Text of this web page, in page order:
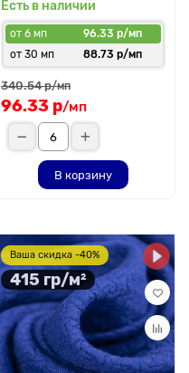
Есть в наличии
от 6 мп
96.33 р/мп
от 30 мп
88.73 р/мп
340.54 р/мп
96.33 р/мп
В корзину
Ваша скидка -40%
415 гр/м²